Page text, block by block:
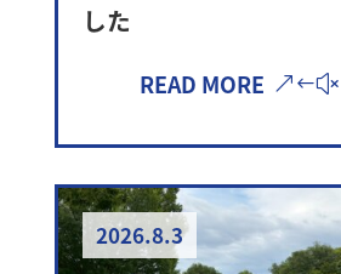
した
READ MORE
2026.8.3